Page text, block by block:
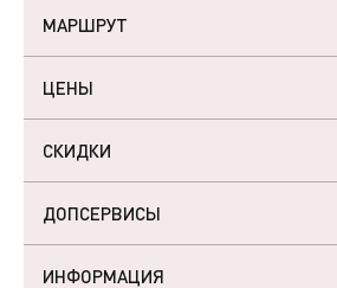
МАРШРУТ
ЦЕНЫ
СКИДКИ
ДОПСЕРВИСЫ
ИНФОРМАЦИЯ